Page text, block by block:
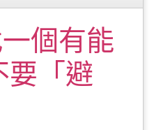
一個有能
要「避